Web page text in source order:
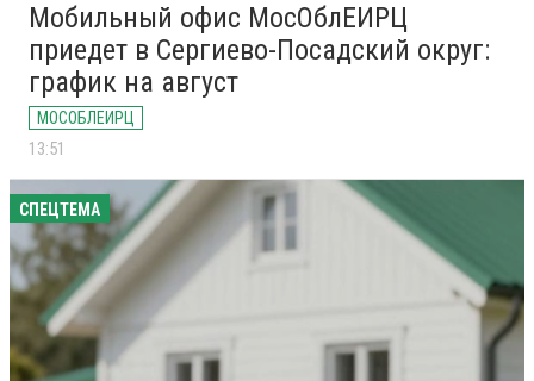
Мобильный офис МосОблЕИРЦ
приедет в Сергиево-Посадский округ:
график на август
МОСОБЛЕИРЦ
13:51
СПЕЦТЕМА